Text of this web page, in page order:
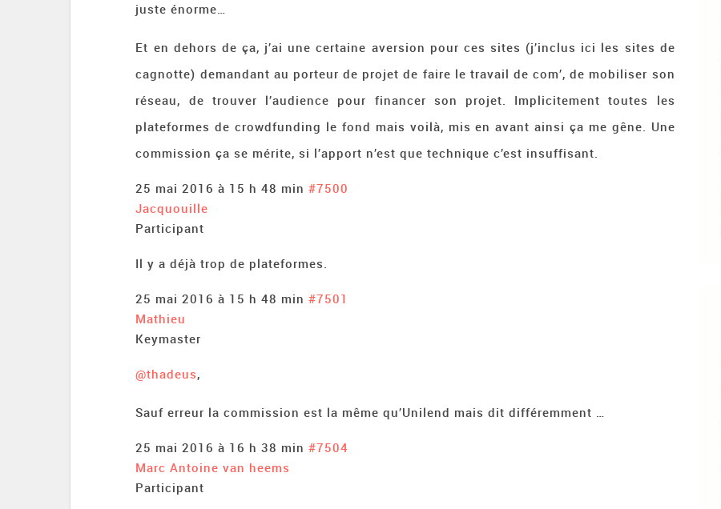
juste énorme…
Et en dehors de ça, j’ai une certaine aversion pour ces sites (j’inclus ici les sites de
cagnotte) demandant au porteur de projet de faire le travail de com’, de mobiliser son
réseau, de trouver l’audience pour financer son projet. Implicitement toutes les
plateformes de crowdfunding le fond mais voilà, mis en avant ainsi ça me gêne. Une
commission ça se mérite, si l’apport n’est que technique c’est insuffisant.
25 mai 2016 à 15 h 48 min #7500
Jacquouille
Participant
Il y a déjà trop de plateformes.
25 mai 2016 à 15 h 48 min #7501
Mathieu
Keymaster
@thadeus,
Sauf erreur la commission est la même qu’Unilend mais dit différemment …
25 mai 2016 à 16 h 38 min #7504
Marc Antoine van heems
Participant